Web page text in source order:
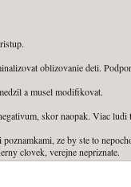
oblizovanie deti.
a musel modifikovat.
skor naopak. Viac ludi
ze by ste to
clovek, verejne nepriznate.